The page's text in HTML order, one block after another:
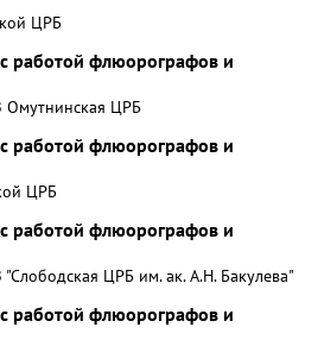
ЦРБ
работой флюорографов и
Омутнинская ЦРБ
работой флюорографов и
ЦРБ
работой флюорографов и
ЦРБ им. ак. А.Н. Бакулева"
работой флюорографов и